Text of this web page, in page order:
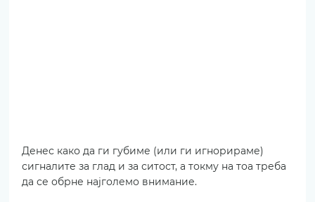
Денес како да ги губиме (или ги игнорираме)
сигналите за глад и за ситост, а токму на тоа треба
да се обрне најголемо внимание.